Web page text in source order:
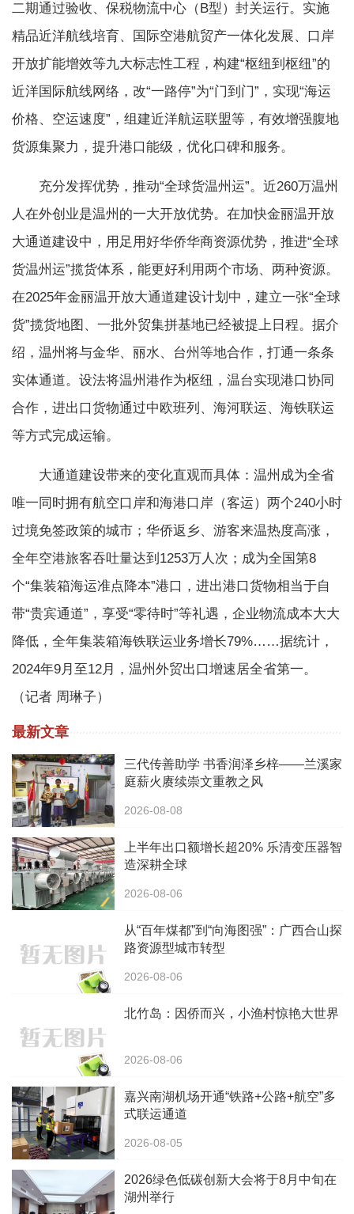
二期通过验收、保税物流中心（B型）封关运行。实施
精品近洋航线培育、国际空港航贸产一体化发展、口岸
开放扩能增效等九大标志性工程，构建“枢纽到枢纽”的
近洋国际航线网络，改“一路停”为“门到门”，实现“海运
价格、空运速度”，组建近洋航运联盟等，有效增强腹地
货源集聚力，提升港口能级，优化口碑和服务。
充分发挥优势，推动“全球货温州运”。近260万温州
人在外创业是温州的一大开放优势。在加快金丽温开放
大通道建设中，用足用好华侨华商资源优势，推进“全球
货温州运”揽货体系，能更好利用两个市场、两种资源。
在2025年金丽温开放大通道建设计划中，建立一张“全球
货”揽货地图、一批外贸集拼基地已经被提上日程。据介
绍，温州将与金华、丽水、台州等地合作，打通一条条
实体通道。设法将温州港作为枢纽，温台实现港口协同
合作，进出口货物通过中欧班列、海河联运、海铁联运
等方式完成运输。
大通道建设带来的变化直观而具体：温州成为全省
唯一同时拥有航空口岸和海港口岸（客运）两个240小时
过境免签政策的城市；华侨返乡、游客来温热度高涨，
全年空港旅客吞吐量达到1253万人次；成为全国第8
个“集装箱海运准点降本”港口，进出港口货物相当于自
带“贵宾通道”，享受“零待时”等礼遇，企业物流成本大大
降低，全年集装箱海铁联运业务增长79%……据统计，
2024年9月至12月，温州外贸出口增速居全省第一。
（记者 周琳子）
最新文章
三代传善助学 书香润泽乡梓——兰溪家
庭薪火赓续崇文重教之风
2026-08-08
上半年出口额增长超20% 乐清变压器智
造深耕全球
2026-08-06
从“百年煤都”到“向海图强”：广西合山探
路资源型城市转型
2026-08-06
北竹岛：因侨而兴，小渔村惊艳大世界
2026-08-06
嘉兴南湖机场开通“铁路+公路+航空”多
式联运通道
2026-08-05
2026绿色低碳创新大会将于8月中旬在
湖州举行